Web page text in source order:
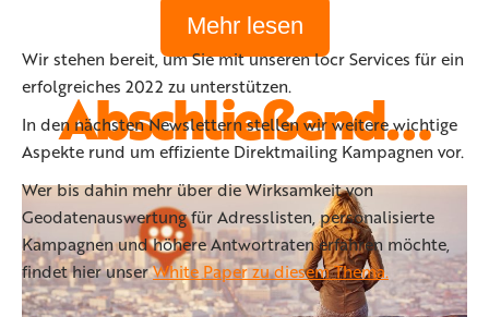
Mehr lesen
Abschließend…
Wir stehen bereit, um Sie mit unseren locr Services für ein
erfolgreiches 2022 zu unterstützen.
In den nächsten Newslettern stellen wir weitere wichtige
Aspekte rund um effiziente Direktmailing Kampagnen vor.
Wer bis dahin mehr über die Wirksamkeit von
Geodatenauswertung für Adresslisten, personalisierte
Kampagnen und höhere Antwortraten erfahren möchte,
findet hier unserWhite Paper zu diesem Thema.